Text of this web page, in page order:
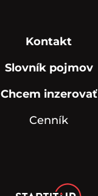
Kontakt
Slovník pojmov
Chcem inzerovať
Cenník